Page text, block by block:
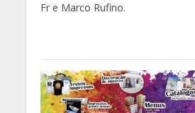
Fr e Marco Rufino.